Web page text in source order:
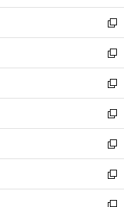
開
く
ウ
で
開
く
ン
ド
ウ
で
開
く
ウ
ィ
ン
ド
ウ
で
開
く
新
し
い
ウ
ィ
ン
ド
ウ
で
開
く
新
し
い
ウ
ィ
ン
ド
ウ
で
開
く
新
し
い
ウ
ィ
ン
ド
ウ
で
新
し
い
ウ
ィ
ン
新
し
い
ウ
新
し